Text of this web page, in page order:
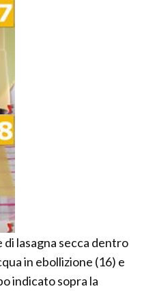
lasagna secca dentro
in ebollizione (16) e
indicato sopra la